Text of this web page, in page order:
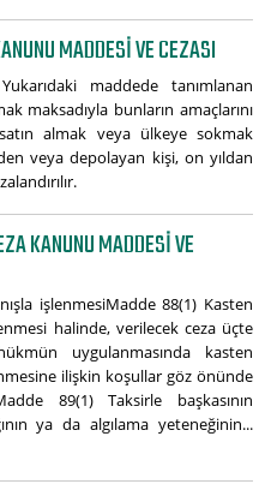
MADDESI VE CEZASI
maddede tanımlanan
maksadıyla bunların amaçlarını
almak veya ülkeye sokmak
veya depolayan kişi, on yıldan
KANUNU MADDESI VE
işlenmesiMadde 88(1) Kasten
halinde, verilecek ceza üçte
uygulanmasında kasten
ilişkin koşullar göz önünde
89(1) Taksirle başkasının
ya da algılama yeteneğinin...